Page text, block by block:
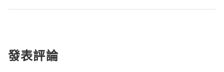
發表評論